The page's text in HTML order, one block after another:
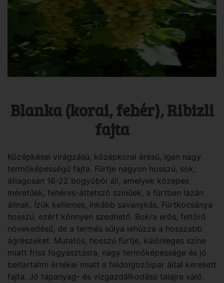
Blanka (korai, fehér), Ribizli
fajta
Középkései virágzású, középkorai érésű, igen nagy
termőképességű fajta. Fürtje nagyon hosszú, sok,
átlagosan 16-22 bogyóból áll, amelyek közepes
méretűek, fehéres-áttetsző színűek, a fürtben lazán
állnak. Ízük kellemes, inkább savanykás. Fürtkocsánya
hosszú, ezért könnyen szedhető. Bokra erős, feltörő
növekedésű, de a termés súlya lehúzza a hosszabb
ágrészeket. Mutatós, hosszú fürtje, különleges színe
miatt friss fogyasztásra, nagy termőképessége és jó
beltartalmi értékei miatt a feldolgozóipar által keresett
fajta. Jó tápanyag- és vízgazdálkodású talajra való.